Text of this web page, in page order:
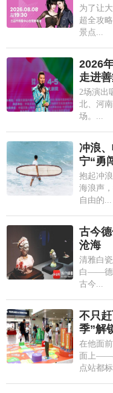
为了让
超全攻
景点...
2026
走进
2场演出
北、河
场。...
冲浪
宁“勇
抱起冲
海浪声
自由的...
古今
沧海
清雅白
白——德
古今...
不只
季”解
在他面
面上——
点站都标